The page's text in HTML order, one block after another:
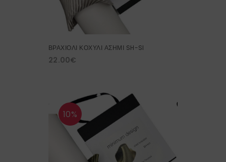
ΒΡΑΧΙΟΛΙ ΚΟΧΥΛΙ ΑΣΗΜΙ SH-SI
22.00€
10%